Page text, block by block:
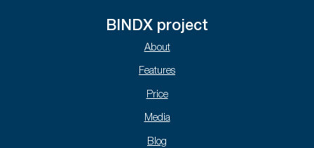
BINDX project
About
Features
Price
Media
Blog